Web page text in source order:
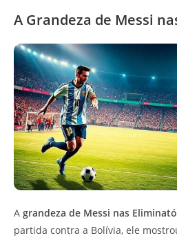
A Grandeza de Messi
A grandeza de Messi nas
partida contra a Bolívia, ele